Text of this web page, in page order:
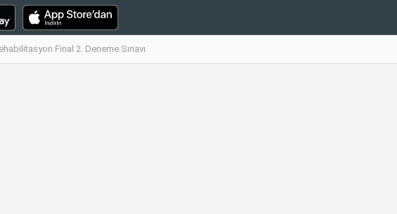
Final 2. Deneme Sınavı